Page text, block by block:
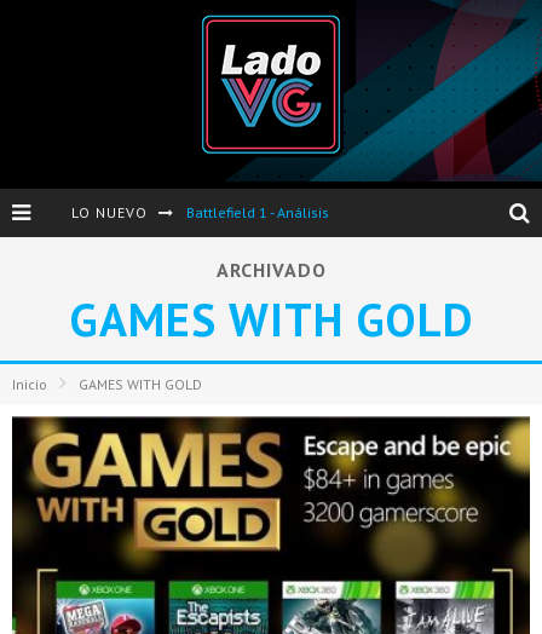
LO NUEVO Battlefield 1 - Análisis
Pro Evolution Soccer 2017 - Análisis
Pausa VG - S04E06 - Nintendo Switch - FIFA/PES - DS III Ashes of Ariandel - Red Dead Redemption 2
Opinión sobre The Last of Us y Left Behind
Presentación oficial de Gears Of War 4 en Argentina
ARCHIVADO
GAMES WITH GOLD
Inicio GAMES WITH GOLD